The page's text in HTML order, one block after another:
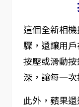
這個全新相
驟，還讓用
按壓或滑動
深，讓每一
此外，蘋果